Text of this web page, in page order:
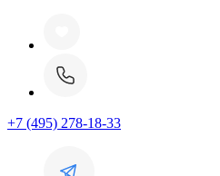
+7 (495) 278-18-33